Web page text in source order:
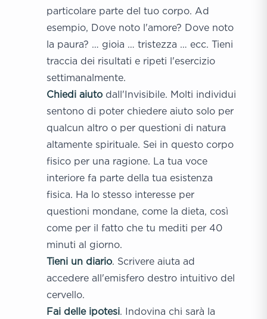
particolare parte del tuo corpo. Ad
esempio, Dove noto l'amore? Dove noto
la paura? … gioia … tristezza … ecc. Tieni
traccia dei risultati e ripeti l'esercizio
settimanalmente.
Chiedi aiuto dall'Invisibile. Molti individui
sentono di poter chiedere aiuto solo per
qualcun altro o per questioni di natura
altamente spirituale. Sei in questo corpo
fisico per una ragione. La tua voce
interiore fa parte della tua esistenza
fisica. Ha lo stesso interesse per
questioni mondane, come la dieta, così
come per il fatto che tu mediti per 40
minuti al giorno.
Tieni un diario. Scrivere aiuta ad
accedere all'emisfero destro intuitivo del
cervello.
Fai delle ipotesi. Indovina chi sarà la